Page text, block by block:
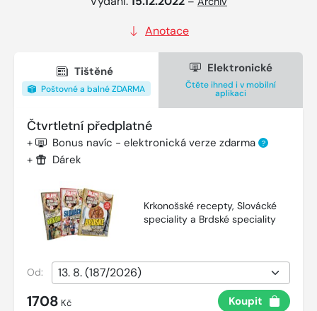
Anotace
Tištěné
Poštovné a balné ZDARMA
Elektronické
Čtěte ihned i v mobilní
aplikaci
Čtvrtletní předplatné
+ Bonus navíc - elektronická verze zdarma ?
+ Dárek
Krkonošské recepty, Slovácké
speciality a Brdské speciality
Od:
1708 Kč Koupit